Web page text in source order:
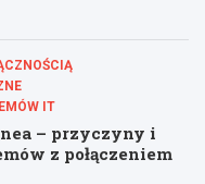
IT
– przyczyny i
z połączeniem